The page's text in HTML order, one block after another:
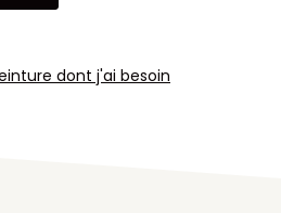
dont j'ai besoin